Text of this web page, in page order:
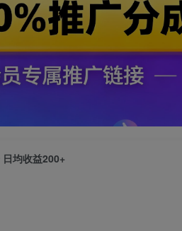
均收益200+